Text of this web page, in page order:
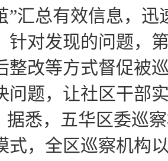
”汇总有效信息，
针对发现的问题，
整改等方式督促被
问题，让社区干部
，五华区委巡察
式，全区巡察机构